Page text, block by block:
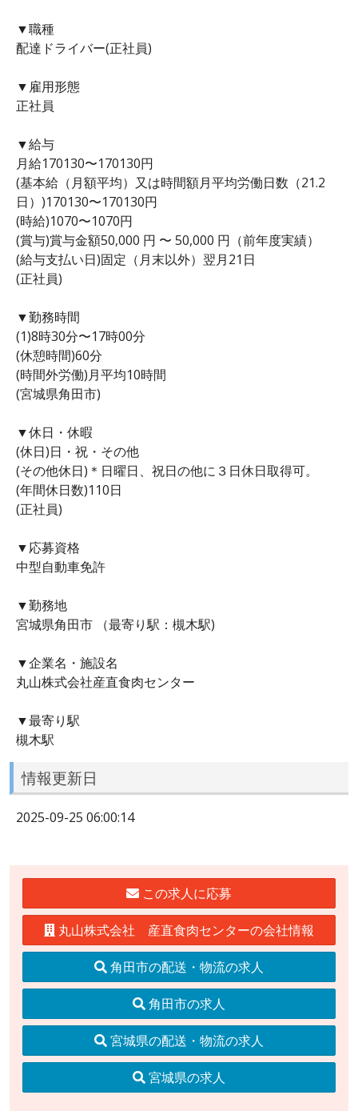
▼職種
配達ドライバー(正社員)
▼雇用形態
正社員
▼給与
月給170130〜170130円
(基本給（月額平均）又は時間額月平均労働日数（21.2
日）)170130〜170130円
(時給)1070〜1070円
(賞与)賞与金額50,000 円 〜 50,000 円（前年度実績）
(給与支払い日)固定（月末以外）翌月21日
(正社員)
▼勤務時間
(1)8時30分〜17時00分
(休憩時間)60分
(時間外労働)月平均10時間
(宮城県角田市)
▼休日・休暇
(休日)日・祝・その他
(その他休日)＊日曜日、祝日の他に３日休日取得可。
(年間休日数)110日
(正社員)
▼応募資格
中型自動車免許
▼勤務地
宮城県角田市 （最寄り駅：槻木駅)
▼企業名・施設名
丸山株式会社産直食肉センター
▼最寄り駅
槻木駅
情報更新日
2025-09-25 06:00:14
この求人に応募
丸山株式会社 産直食肉センターの会社情報
角田市の配送・物流の求人
角田市の求人
宮城県の配送・物流の求人
宮城県の求人